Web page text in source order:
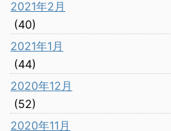
2021年2月
(40)
2021年1月
(44)
2020年12月
(52)
2020年11月